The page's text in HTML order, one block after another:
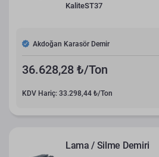
KaliteST37
Akdoğan Karasör Demir
36.628,28 ₺/Ton
KDV Hariç: 33.298,44 ₺/Ton
Lama / Silme Demiri